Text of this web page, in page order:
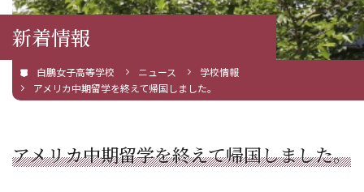
新着情報
白鵬女子高等学校 ニュース
学校情報
アメリカ中期留学を終えて帰国しました。
アメリカ中期留学を終えて帰国しました。